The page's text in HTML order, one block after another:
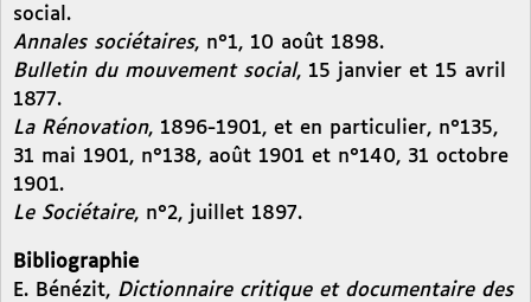
social.
Annales sociétaires, n°1, 10 août 1898.
Bulletin du mouvement social, 15 janvier et 15 avril
1877.
La Rénovation, 1896-1901, et en particulier, n°135,
31 mai 1901, n°138, août 1901 et n°140, 31 octobre
1901.
Le Sociétaire, n°2, juillet 1897.
Bibliographie
E. Bénézit, Dictionnaire critique et documentaire des